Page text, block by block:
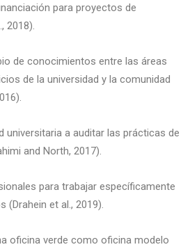
para proyectos de
2018).
de conocimientos entre las áreas
de la universidad y la comunidad
universitaria a auditar las prácticas de
and North, 2017).
para trabajar específicamente
(Drahein et al., 2019).
oficina verde como oficina modelo